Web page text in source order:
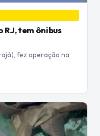
RJ, tem ônibus
fez operação na